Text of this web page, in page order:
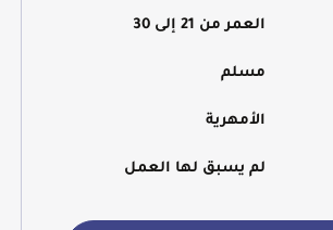
العمر من 21 إلى 30
مسلم
الأمهرية
لم يسبق لها العمل